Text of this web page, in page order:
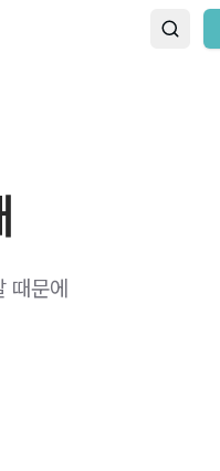
때문에